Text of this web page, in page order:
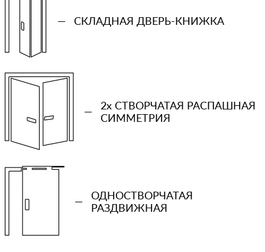
— СКЛАДНАЯ ДВЕРЬ-КНИЖКА
—
2x СТВОРЧАТАЯ РАСПАШНАЯ
СИММЕТРИЯ
—
ОДНОСТВОРЧАТАЯ
РАЗДВИЖНАЯ
Ваш телефон